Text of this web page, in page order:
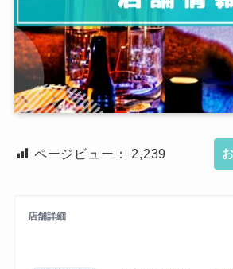
ページビュー： 2,239
店舗詳細